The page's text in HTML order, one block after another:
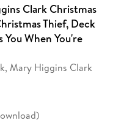
Clark Christmas
Thief, Deck
You When You're
Mary Higgins Clark